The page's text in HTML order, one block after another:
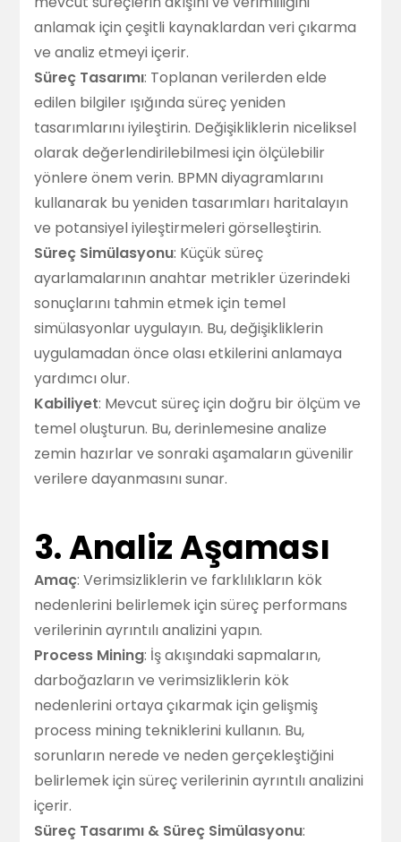
anlamak için çeşitli kaynaklardan veri çıkarma
ve analiz etmeyi içerir.
Süreç Tasarımı: Toplanan verilerden elde
edilen bilgiler ışığında süreç yeniden
tasarımlarını iyileştirin. Değişikliklerin niceliksel
olarak değerlendirilebilmesi için ölçülebilir
yönlere önem verin. BPMN diyagramlarını
kullanarak bu yeniden tasarımları haritalayın
ve potansiyel iyileştirmeleri görselleştirin.
Süreç Simülasyonu: Küçük süreç
ayarlamalarının anahtar metrikler üzerindeki
sonuçlarını tahmin etmek için temel
simülasyonlar uygulayın. Bu, değişikliklerin
uygulamadan önce olası etkilerini anlamaya
yardımcı olur.
Kabiliyet: Mevcut süreç için doğru bir ölçüm ve
temel oluşturun. Bu, derinlemesine analize
zemin hazırlar ve sonraki aşamaların güvenilir
verilere dayanmasını sunar.
3. Analiz Aşaması
Amaç: Verimsizliklerin ve farklılıkların kök
nedenlerini belirlemek için süreç performans
verilerinin ayrıntılı analizini yapın.
Process Mining: İş akışındaki sapmaların,
darboğazların ve verimsizliklerin kök
nedenlerini ortaya çıkarmak için gelişmiş
process mining tekniklerini kullanın. Bu,
sorunların nerede ve neden gerçekleştiğini
belirlemek için süreç verilerinin ayrıntılı analizini
içerir.
Süreç Tasarımı & Süreç Simülasyonu: